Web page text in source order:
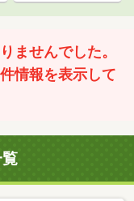
ませんでした。
情報を表示して